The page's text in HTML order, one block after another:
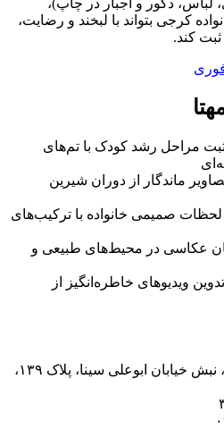
دکور و اجبار در چاپ)،
کرجی بتواند با لبخند و رضایت،
کند.
مراحل رشد کودک با تم‌های
ماندگار از دوران شیرین
صمیمی خانواده با ترکیب‌های
عکاسی در محیط‌های طبیعی و
تدوین ویدیوهای خاطره‌انگیز از
کرج، بلوار مطهری، نبش خیابان ابوعلی سینا، پلاک ۱۳۹،